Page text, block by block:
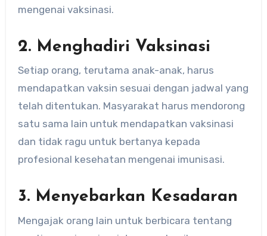
mengenai vaksinasi.
2. Menghadiri Vaksinasi
Setiap orang, terutama anak-anak, harus
mendapatkan vaksin sesuai dengan jadwal yang
telah ditentukan. Masyarakat harus mendorong
satu sama lain untuk mendapatkan vaksinasi
dan tidak ragu untuk bertanya kepada
profesional kesehatan mengenai imunisasi.
3. Menyebarkan Kesadaran
Mengajak orang lain untuk berbicara tentang